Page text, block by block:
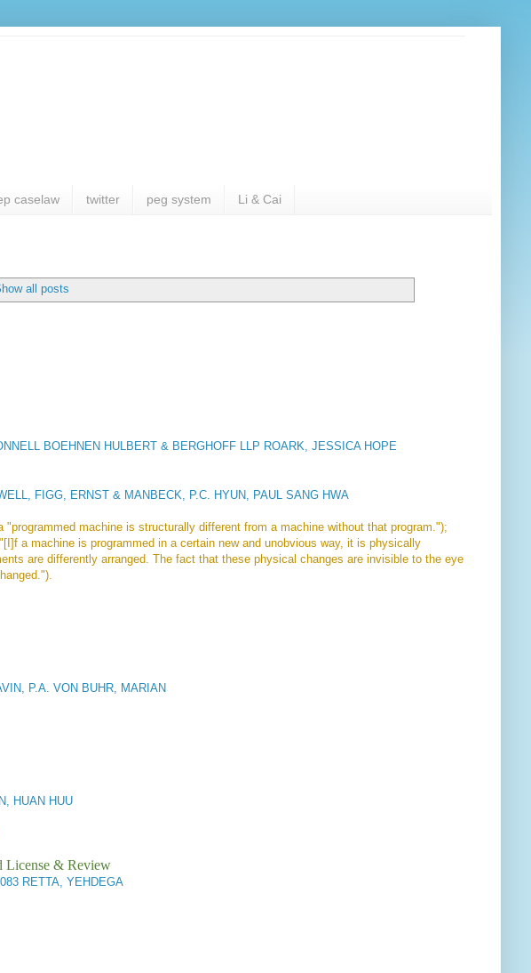
caselaw twitter peg system Li & Cai
all posts
BOEHNEN HULBERT & BERGHOFF LLP ROARK, JESSICA HOPE
FIGG, ERNST & MANBECK, P.C. HYUN, PAUL SANG HWA
"programmed machine is structurally different from a machine without that program.");
a machine is programmed in a certain new and unobvious way, it is physically
are differently arranged. The fact that these physical changes are invisible to the eye
P.A. VON BUHR, MARIAN
HUAN HUU
License & Review
RETTA, YEHDEGA